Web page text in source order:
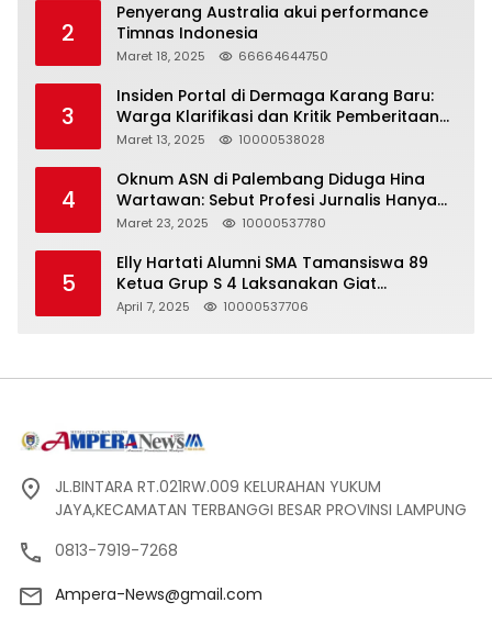
2
Penyerang Australia akui performance
Timnas Indonesia
Maret 18, 2025 66664644750
3
Insiden Portal di Dermaga Karang Baru:
Warga Klarifikasi dan Kritik Pemberitaan
yang Tidak Akurat
Maret 13, 2025 10000538028
4
Oknum ASN di Palembang Diduga Hina
Wartawan: Sebut Profesi Jurnalis Hanya
Seharga 2 Liter Bensin, Berujung Dugaan
Maret 23, 2025 10000537780
5
Elly Hartati Alumni SMA Tamansiswa 89
Ketua Grup S 4 Laksanakan Giat
Silaturahmi
April 7, 2025 10000537706
JL.BINTARA RT.021RW.009 KELURAHAN YUKUM
JAYA,KECAMATAN TERBANGGI BESAR PROVINSI LAMPUNG
0813-7919-7268
Ampera-News@gmail.com